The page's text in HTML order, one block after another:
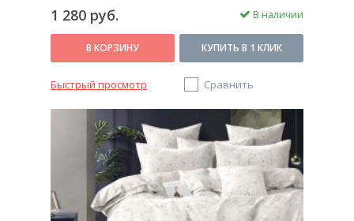
1 280 руб. В наличии
В КОРЗИНУ КУПИТЬ В 1 КЛИК
Быстрый просмотр Сравнить